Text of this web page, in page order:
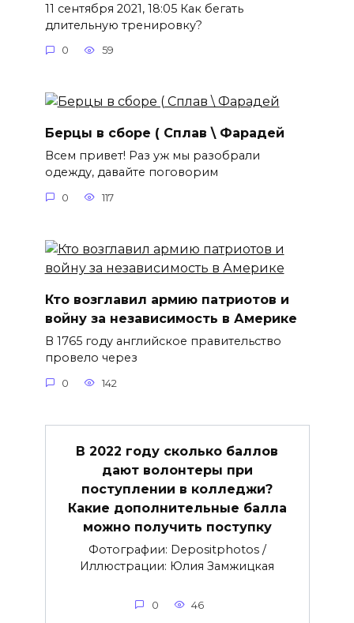
11 сентября 2021, 18:05 Как бегать
длительную тренировку?
0 59
Берцы в сборе ( Сплав \ Фарадей
Всем привет! Раз уж мы разобрали
одежду, давайте поговорим
0 117
Кто возглавил армию патриотов и
войну за независимость в Америке
В 1765 году английское правительство
провело через
0 142
В 2022 году сколько баллов
дают волонтеры при
поступлении в колледжи?
Какие дополнительные балла
можно получить поступку
Фотографии: Depositphotos /
Иллюстрации: Юлия Замжицкая
0 46